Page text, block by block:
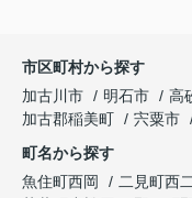
市区町村から探す
加古川市
明石市 高
加古郡稲美町
宍粟市
町名から探す
魚住町西岡
二見町西